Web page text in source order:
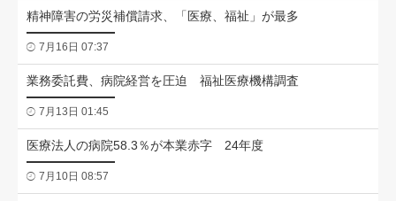
精神障害の労災補償請求、「医療、福祉」が最多
7月16日 07:37
業務委託費、病院経営を圧迫 福祉医療機構調査
7月13日 01:45
医療法人の病院58.3％が本業赤字 24年度
7月10日 08:57